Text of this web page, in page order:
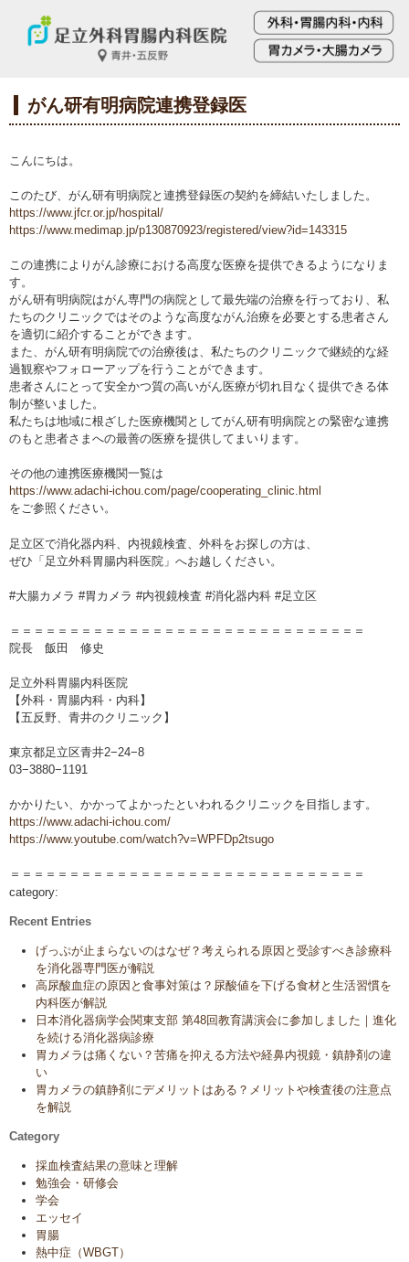
がん研有明病院連携登録医
こんにちは。
このたび、がん研有明病院と連携登録医の契約を締結いたしました。
https://www.jfcr.or.jp/hospital/
https://www.medimap.jp/p130870923/registered/view?id=143315
この連携によりがん診療における高度な医療を提供できるようになりま
す。
がん研有明病院はがん専門の病院として最先端の治療を行っており、私
たちのクリニックではそのような高度ながん治療を必要とする患者さん
を適切に紹介することができます。
また、がん研有明病院での治療後は、私たちのクリニックで継続的な経
過観察やフォローアップを行うことができます。
患者さんにとって安全かつ質の高いがん医療が切れ目なく提供できる体
制が整いました。
私たちは地域に根ざした医療機関としてがん研有明病院との緊密な連携
のもと患者さまへの最善の医療を提供してまいります。
その他の連携医療機関一覧は
https://www.adachi-ichou.com/page/cooperating_clinic.html
をご参照ください。
足立区で消化器内科、内視鏡検査、外科をお探しの方は、
ぜひ「足立外科胃腸内科医院」へお越しください。
#大腸カメラ #胃カメラ #内視鏡検査 #消化器内科 #足立区
＝＝＝＝＝＝＝＝＝＝＝＝＝＝＝＝＝＝＝＝＝＝＝＝＝＝＝＝＝＝
院長 飯田 修史
足立外科胃腸内科医院
【外科・胃腸内科・内科】
【五反野、青井のクリニック】
東京都足立区青井2−24−8
03−3880−1191
かかりたい、かかってよかったといわれるクリニックを目指します。
https://www.adachi-ichou.com/
https://www.youtube.com/watch?v=WPFDp2tsugo
＝＝＝＝＝＝＝＝＝＝＝＝＝＝＝＝＝＝＝＝＝＝＝＝＝＝＝＝＝＝
category:
Recent Entries
げっぷが止まらないのはなぜ？考えられる原因と受診すべき診療科
を消化器専門医が解説
高尿酸血症の原因と食事対策は？尿酸値を下げる食材と生活習慣を
内科医が解説
日本消化器病学会関東支部 第48回教育講演会に参加しました｜進化
を続ける消化器病診療
胃カメラは痛くない？苦痛を抑える方法や経鼻内視鏡・鎮静剤の違
い
胃カメラの鎮静剤にデメリットはある？メリットや検査後の注意点
を解説
Category
採血検査結果の意味と理解
勉強会・研修会
学会
エッセイ
胃腸
熱中症（WBGT）